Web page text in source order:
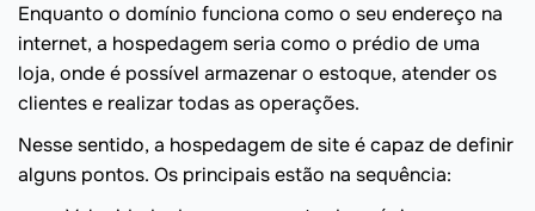
Enquanto o domínio funciona como o seu endereço na
internet, a hospedagem seria como o prédio de uma
loja, onde é possível armazenar o estoque, atender os
clientes e realizar todas as operações.
Nesse sentido, a hospedagem de site é capaz de definir
alguns pontos. Os principais estão na sequência: